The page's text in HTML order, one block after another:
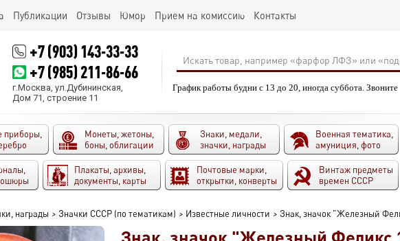
Публикации Отзывы Юмор Прием на комиссию Контакты
+7 (903) 143-33-33
+7 (985) 211-86-66
г.Москва, ул.Дубининская,
Дом 71, строение 11
График работы будни с 13 до 20, иногда суббота. Звоните
приборы,
Монеты, жетоны,
боны, облигации
Знаки, медали,
значки, награды
Военная тематика,
амуниция, фото
Плакаты, архивы,
документы, карты
Почтовые марки,
открытки, конверты
Винтаж предметы
времен СССР
награды > Значки СССР (по тематикам) > Известные личности > Знак, значок "Железный
Знак, значок "Железный Феликс